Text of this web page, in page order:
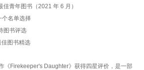
青年图书（2021 年 6 月）
个名单选择
图书评选
图书精选
《Firekeeper's Daughter》获得四星评价，是一部